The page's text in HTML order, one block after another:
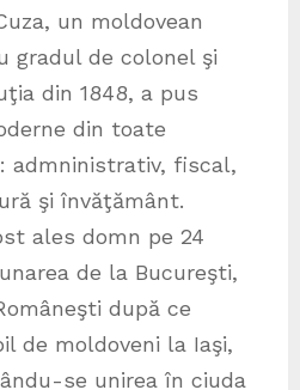
un moldovean
gradul de colonel şi
din 1848, a pus
din toate
admninistrativ, fiscal,
şi învăţământ.
ales domn pe 24
de la Bucureşti,
după ce
de moldoveni la Iaşi,
se unirea în ciuda